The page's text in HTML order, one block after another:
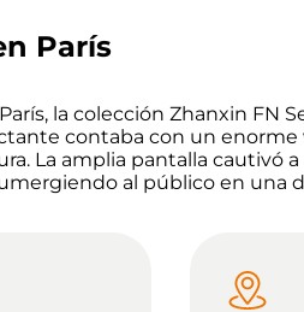
París
la colección Zhanxin FN
contaba con un
La amplia pantalla
al público en una